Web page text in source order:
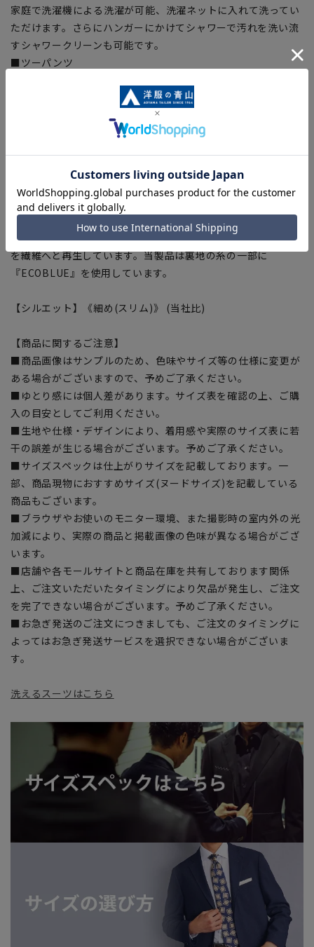
家庭で洗濯機による洗濯が可能、洗濯ネットに入れて洗ってい
ただけます。さらにハンガーにかけてシャワーで汚れを洗い流
すシャワークリーンも可能です。
■ツーパンツ
身体の動きを阻害しない抜群の着心地。
■Plastics Smart
この商品はリサイクル原料を使用し、プラスチック・スマート
に賛同しています。
■ECOBLUE®
『ECOBLUE』はマテリアルリサイクルにより、ペットボトル
を繊維へと再生しています。当製品は裏地の糸の一部に
『ECOBLUE』を使用しています。
【シルエット】《細め(スリム)》 (当社比)
【商品に関するご注意】
■商品画像はサンプルのため、色味やサイズ等の仕様に変更が
ある場合がございますので、予めご了承ください。
■ゆとり感には個人差があります。サイズ表を確認の上、ご購
入の目安としてご利用ください。
■生地や仕様・デザインにより、着用感や実際のサイズ表に若
干の誤差が生じる場合がございます。予めご了承ください。
■サイズスペックは仕上がりサイズを記載しております。一
部、商品現物におすすめサイズ(ヌードサイズ)を記載している
商品もございます。
■ブラウザやお使いのモニター環境、また撮影時の室内外の光
加減により、実際の商品と掲載画像の色味が異なる場合がござ
います。
■店舗や各モールサイトと商品在庫を共有しております関係
上、ご注文いただいたタイミングにより欠品が発生し、ご注文
を完了できない場合がございます。予めご了承ください。
■お急ぎ発送のご注文につきましても、ご注文のタイミングに
よってはお急ぎ発送サービスを選択できない場合がございま
す。
洗えるスーツはこちら